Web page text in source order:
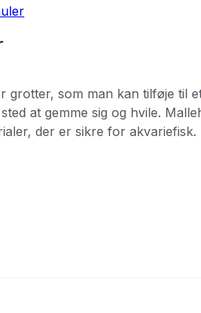
grotter, som man kan tilføje til
at gemme sig og hvile.
der er sikre for akvariefisk.